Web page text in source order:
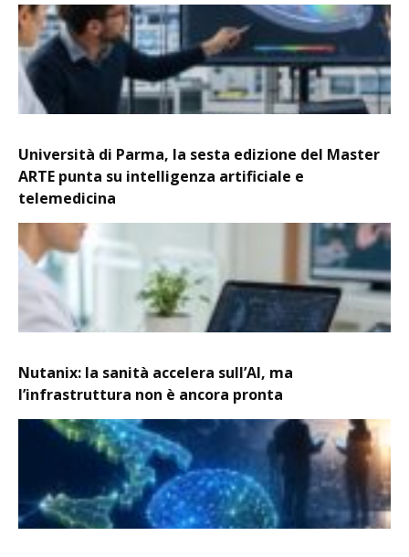
Università di Parma, la sesta edizione del Master
ARTE punta su intelligenza artificiale e
telemedicina
Nutanix: la sanità accelera sull’AI, ma
l’infrastruttura non è ancora pronta